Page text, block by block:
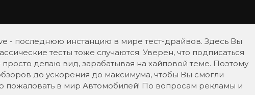
- последнюю инстанцию в мире тест-драйвов. Здесь Вы
тесты тоже случаются. Уверен, что подписаться
делаю вид, зарабатывая на хайповой теме. Поэтому
до ускорения до максимума, чтобы Вы смогли
пожаловать в мир Автомобилей! По вопросам рекламы и